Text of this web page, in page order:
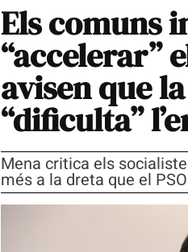
Els comuns
“accelerar”
avisen que
“dificulta”
Mena critica els
més a la dreta que el